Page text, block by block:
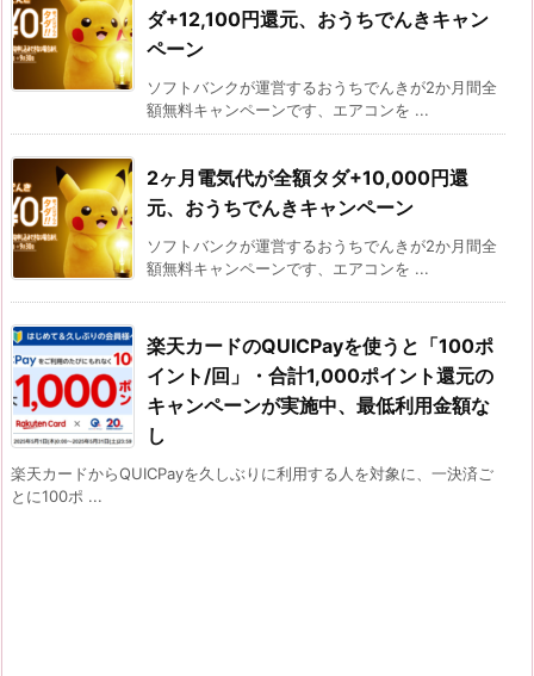
ダ+12,100円還元、おうちでんきキャン
ペーン
ソフトバンクが運営するおうちでんきが2か月間全
額無料キャンペーンです、エアコンを ...
2ヶ月電気代が全額タダ+10,000円還
元、おうちでんきキャンペーン
ソフトバンクが運営するおうちでんきが2か月間全
額無料キャンペーンです、エアコンを ...
楽天カードのQUICPayを使うと「100ポ
イント/回」・合計1,000ポイント還元の
キャンペーンが実施中、最低利用金額な
し
楽天カードからQUICPayを久しぶりに利用する人を対象に、一決済ご
とに100ポ ...